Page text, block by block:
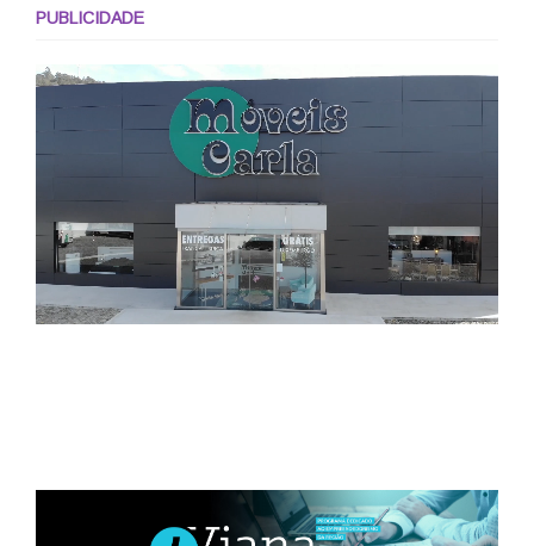
PUBLICIDADE